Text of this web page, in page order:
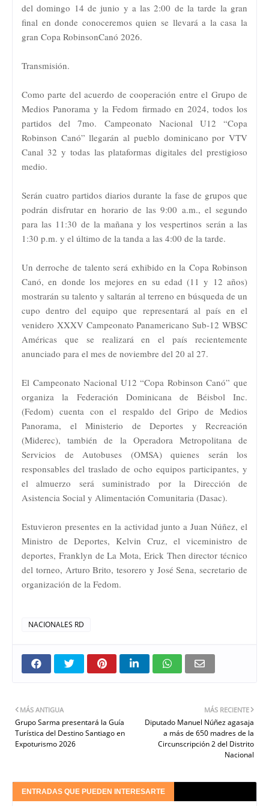
del domingo 14 de junio y a las 2:00 de la tarde la gran
final en donde conoceremos quien se llevará a la casa la
gran Copa RobinsonCanó 2026.
Transmisión.
Como parte del acuerdo de cooperación entre el Grupo de
Medios Panorama y la Fedom firmado en 2024, todos los
partidos del 7mo. Campeonato Nacional U12 “Copa
Robinson Canó” llegarán al pueblo dominicano por VTV
Canal 32 y todas las plataformas digitales del prestigioso
medio.
Serán cuatro partidos diarios durante la fase de grupos que
podrán disfrutar en horario de las 9:00 a.m., el segundo
para las 11:30 de la mañana y los vespertinos serán a las
1:30 p.m. y el último de la tanda a las 4:00 de la tarde.
Un derroche de talento será exhibido en la Copa Robinson
Canó, en donde los mejores en su edad (11 y 12 años)
mostrarán su talento y saltarán al terreno en búsqueda de un
cupo dentro del equipo que representará al país en el
venidero XXXV Campeonato Panamericano Sub-12 WBSC
Américas que se realizará en el país recientemente
anunciado para el mes de noviembre del 20 al 27.
El Campeonato Nacional U12 “Copa Robinson Canó” que
organiza la Federación Dominicana de Béisbol Inc.
(Fedom) cuenta con el respaldo del Gripo de Medios
Panorama, el Ministerio de Deportes y Recreación
(Miderec), también de la Operadora Metropolitana de
Servicios de Autobuses (OMSA) quienes serán los
responsables del traslado de ocho equipos participantes, y
el almuerzo será suministrado por la Dirección de
Asistencia Social y Alimentación Comunitaria (Dasac).
Estuvieron presentes en la actividad junto a Juan Núñez, el
Ministro de Deportes, Kelvin Cruz, el viceministro de
deportes, Franklyn de La Mota, Erick Then director técnico
del torneo, Arturo Brito, tesorero y José Sena, secretario de
organización de la Fedom.
NACIONALES RD
MÁS RECIENTE
Diputado Manuel Núñez agasaja
a más de 650 madres de la
Circunscripción 2 del Distrito
Nacional
MÁS ANTIGUA
Grupo Sarma presentará la Guía
Turística del Destino Santiago en
Expoturismo 2026
ENTRADAS QUE PUEDEN INTERESARTE